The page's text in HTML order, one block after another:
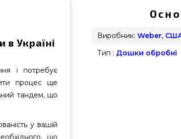
Україні
і потребує
процес ще
тандем, що
у вашій
що
Виробник: Weber,
Тип : Дошки обробні